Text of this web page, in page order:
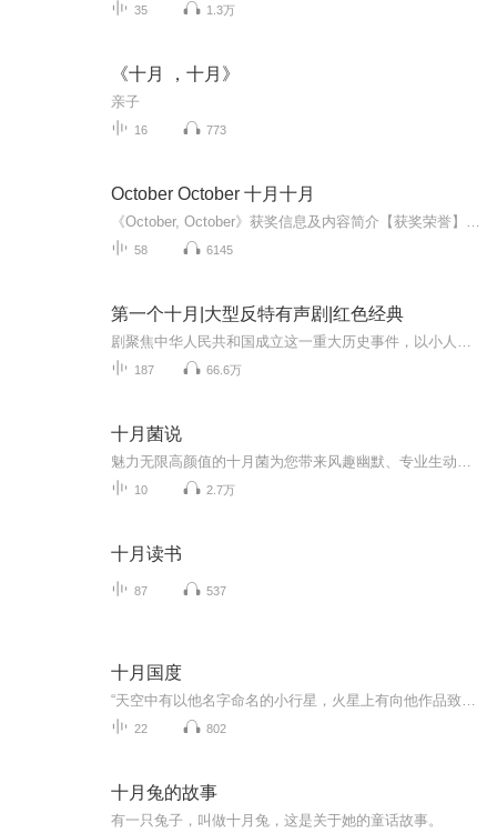
35 1.3万
《十月 ，十月》
亲子
16 773
October October 十月十月
58 6145
第一个十月|大型反特有声剧|红色经典
187 66.6万
十月菌说
10 2.7万
十月读书
87 537
十月国度
22 802
十月兔的故事
有一只兔子，叫做十月兔，这是关于她的童话故事。